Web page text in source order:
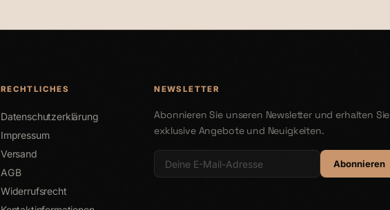
RECHTLICHES
Datenschutzerklärung
Impressum
Versand
AGB
Widerrufsrecht
NEWSLETTER
Abonnieren Sie unseren Newsletter und erhalten Sie
exklusive Angebote und Neuigkeiten.
Abonnieren